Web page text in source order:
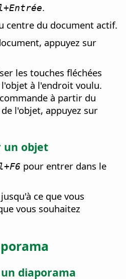
+Entrée.
centre du document actif.
appuyez sur
les touches fléchées
à l'endroit voulu.
à partir du
l'objet, appuyez sur
un objet
+F6 pour entrer dans le
jusqu'à ce que vous
vous souhaitez
diaporama